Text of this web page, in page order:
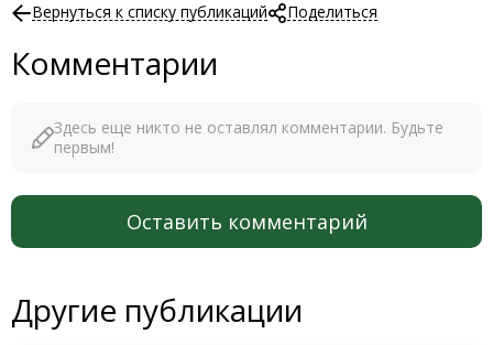
Вернуться к списку публикаций Поделиться
Комментарии
Здесь еще никто не оставлял комментарии. Будьте
первым!
Оставить комментарий
Другие публикации